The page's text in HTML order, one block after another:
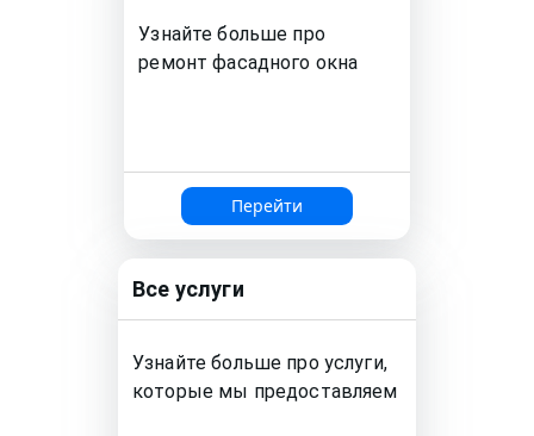
Узнайте больше про
ремонтфасадного окна
Перейти
Все услуги
Узнайте больше про услуги,
которые мы предоставляем